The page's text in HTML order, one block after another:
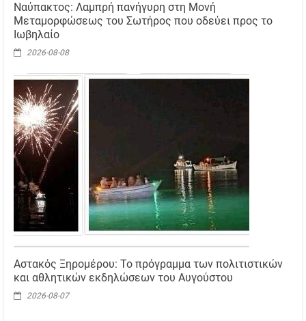
Ναύπακτος: Λαμπρή πανήγυρη στη Μονή
Μεταμορφώσεως του Σωτήρος που οδεύει προς το
Ιωβηλαίο
2026-08-08
Αστακός Ξηρομέρου: Το πρόγραμμα των πολιτιστικών
και αθλητικών εκδηλώσεων του Αυγούστου
2026-08-07